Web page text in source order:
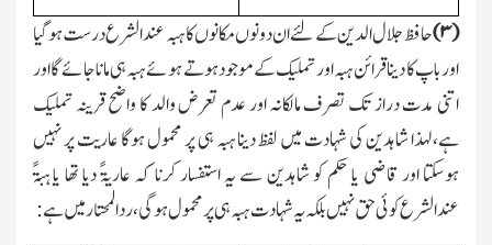
(۳) حافظ جلال الدین کے لئے ان دونوں مکانوں کا ہبہ عندالشرع درست ہوگیا
اور باپ کا دینا قرائن ہبہ اور تملیك کے موجود ہوتے ہوئے ہبہ ہی ماناجائے گا اور
اتنی مدت دراز تك تصرف مالکانہ اور عدم تعرض والد کا واضح قرینہ تملیك
ہے،لہذا شاہدین کی شہادت میں لفظ دینا ہبہ ہی پر محمول ہوگا عاریت پر نہیں
ہوسکتا اور قاضی یا حکم کو شاہدین سے یہ استفسار کرنا کہ عاریۃً دیا تھا یا ہبۃً
عندالشرع کوئی حق نہیں بلکہ یہ شہادت ہبہ ہی پر محمول ہوگی،ردالمحتار میں ہے: